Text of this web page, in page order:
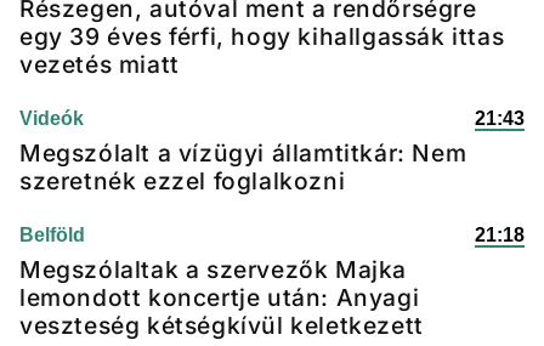
Részegen, autóval ment a rendőrségre
egy 39 éves férfi, hogy kihallgassák ittas
vezetés miatt
Videók 21:43
Megszólalt a vízügyi államtitkár: Nem
szeretnék ezzel foglalkozni
Belföld 21:18
Megszólaltak a szervezők Majka
lemondott koncertje után: Anyagi
veszteség kétségkívül keletkezett